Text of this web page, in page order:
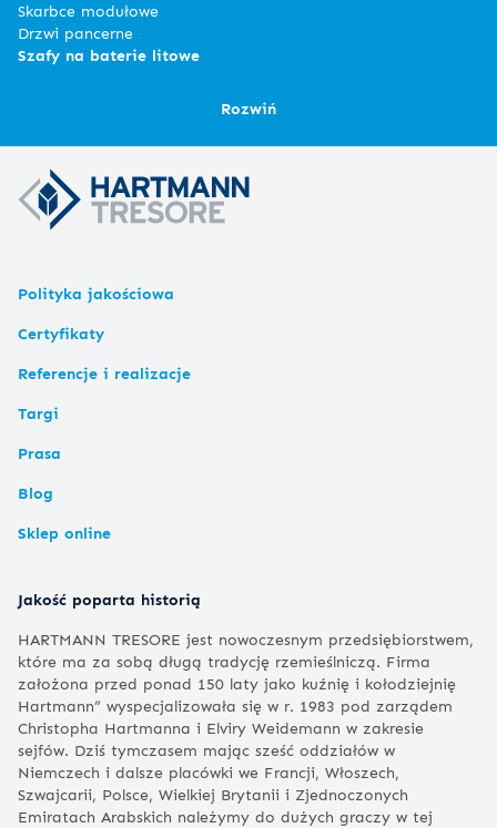
Skarbce modułowe
Drzwi pancerne
Szafy na baterie litowe
Rozwiń
Polityka jakościowa
Certyfikaty
Referencje i realizacje
Targi
Prasa
Blog
Sklep online
Jakość poparta historią
HARTMANN TRESORE jest nowoczesnym przedsiębiorstwem,
które ma za sobą długą tradycję rzemieślniczą. Firma
założona przed ponad 150 laty jako kuźnię i kołodziejnię
Hartmann” wyspecjalizowała się w r. 1983 pod zarządem
Christopha Hartmanna i Elviry Weidemann w zakresie
sejfów. Dziś tymczasem mając sześć oddziałów w
Niemczech i dalsze placówki we Francji, Włoszech,
Szwajcarii, Polsce, Wielkiej Brytanii i Zjednoczonych
Emiratach Arabskich należymy do dużych graczy w tej